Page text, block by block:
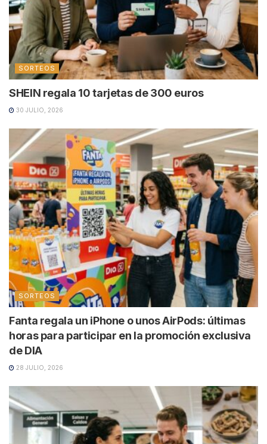
SORTEOS
SHEIN regala 10 tarjetas de 300 euros
30 JULIO, 2026
SORTEOS
Fanta regala un iPhone o unos AirPods: últimas
horas para participar en la promoción exclusiva
de DIA
28 JULIO, 2026